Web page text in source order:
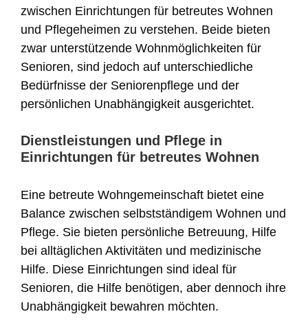
zwischen Einrichtungen für betreutes Wohnen
und Pflegeheimen zu verstehen. Beide bieten
zwar unterstützende Wohnmöglichkeiten für
Senioren, sind jedoch auf unterschiedliche
Bedürfnisse der Seniorenpflege und der
persönlichen Unabhängigkeit ausgerichtet.
Dienstleistungen und Pflege in
Einrichtungen für betreutes Wohnen
Eine betreute Wohngemeinschaft bietet eine
Balance zwischen selbstständigem Wohnen und
Pflege. Sie bieten persönliche Betreuung, Hilfe
bei alltäglichen Aktivitäten und medizinische
Hilfe. Diese Einrichtungen sind ideal für
Senioren, die Hilfe benötigen, aber dennoch ihre
Unabhängigkeit bewahren möchten.